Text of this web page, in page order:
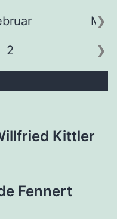
2 3
Kittler
Fennert